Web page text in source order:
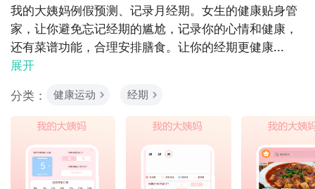
我的大姨妈例假预测、记录月经期。女生的健康贴身管
家，让你避免忘记经期的尴尬，记录你的心情和健康，
还有菜谱功能，合理安排膳食。让你的经期更健康...
展开
分类：
健康运动 经期